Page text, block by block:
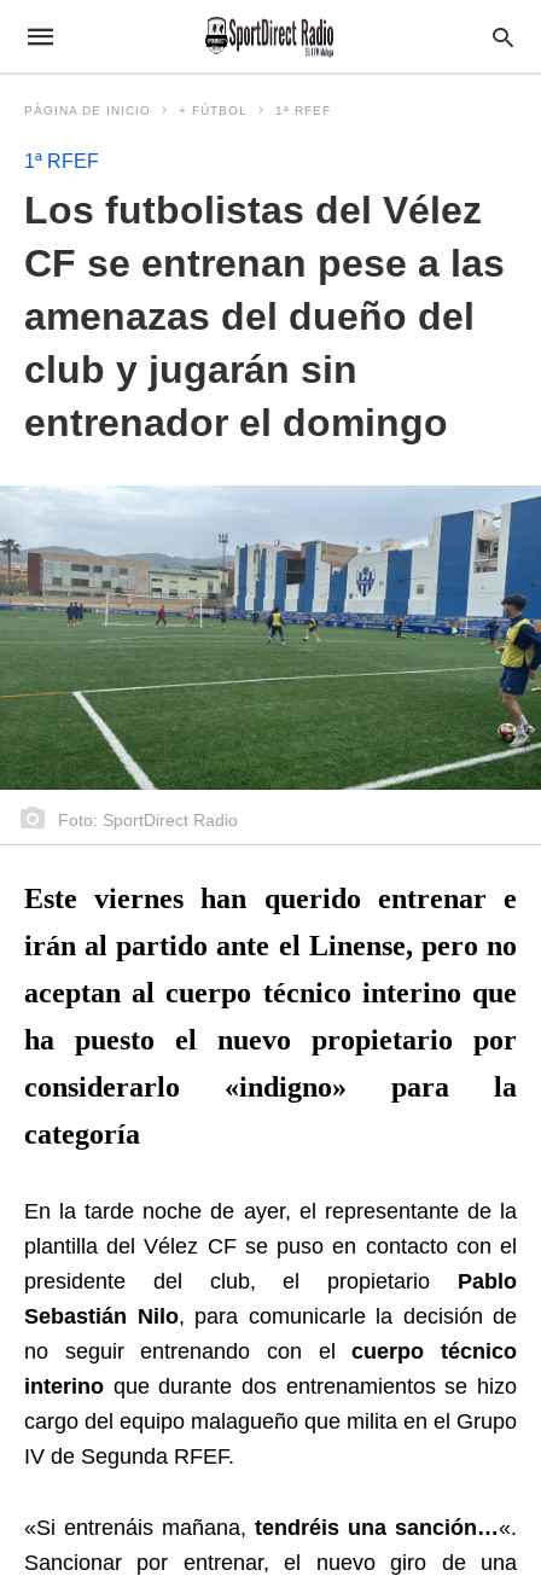
PÁGINA DE INICIO + FÚTBOL 1ª RFEF
1ª RFEF
Los futbolistas del Vélez
CF se entrenan pese a las
amenazas del dueño del
club y jugarán sin
entrenador el domingo
Foto: SportDirect Radio
Este viernes han querido entrenar e
irán al partido ante el Linense, pero no
aceptan al cuerpo técnico interino que
ha puesto el nuevo propietario por
considerarlo «indigno» para la
categoría
En la tarde noche de ayer, el representante de la
plantilla del Vélez CF se puso en contacto con el
presidente del club, el propietario Pablo
Sebastián Nilo, para comunicarle la decisión de
no seguir entrenando con elcuerpo técnico
interino que durante dos entrenamientos se hizo
cargo del equipo malagueño que milita en el Grupo
IV de Segunda RFEF.
«Si entrenáis mañana, tendréis una sanción…«.
Sancionar por entrenar, el nuevo giro de una